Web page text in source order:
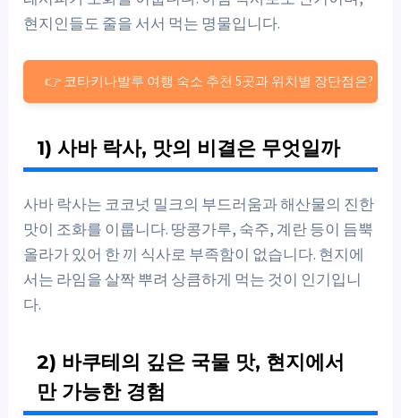
현지인들도 줄을 서서 먹는 명물입니다.
👉 코타키나발루 여행 숙소 추천 5곳과 위치별 장단점은?
1) 사바 락사, 맛의 비결은 무엇일까
사바 락사는 코코넛 밀크의 부드러움과 해산물의 진한
맛이 조화를 이룹니다. 땅콩가루, 숙주, 계란 등이 듬뿍
올라가 있어 한 끼 식사로 부족함이 없습니다. 현지에
서는 라임을 살짝 뿌려 상큼하게 먹는 것이 인기입니
다.
2) 바쿠테의 깊은 국물 맛, 현지에서
만 가능한 경험